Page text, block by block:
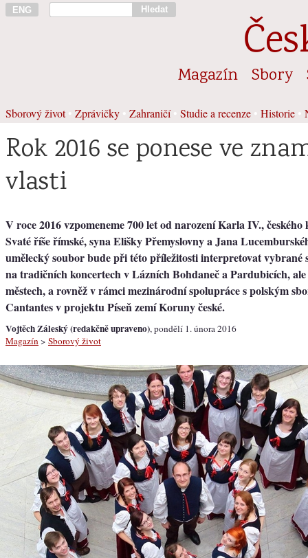
ENG Hledat
Magazín Sbory
Sborový život• Zprávičky Zahraničí• Studie a recenze Historie
Rok 2016 se ponese ve
vlasti
V roce 2016 vzpomeneme 700 let od narození Karla IV., českého
Svaté říše římské, syna Elišky Přemyslovny a Jana
umělecký soubor bude při této příležitosti interpretovat vybrané
na tradičních koncertech v Lázních Bohdaneč a Pardubicích,
městech, a rovněž v rámci mezinárodní spolupráce s polským
Cantantes v projektu Píseň zemí Koruny české.
Vojtěch Záleský (redakčně upraveno), pondělí 1. února 2016
Magazín > Sborový život